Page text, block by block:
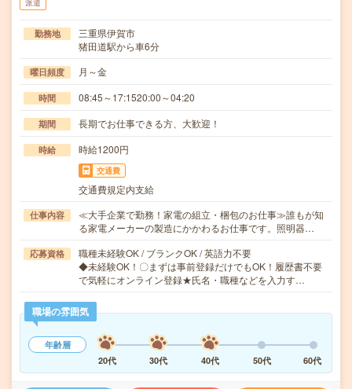
派遣
勤務地
三重県伊賀市
猪田道駅から車6分
曜日頻度 月～金
時間 08:45～17:1520:00～04:20
期間 長期でお仕事できる方、大歓迎！
時給 時給1200円
交通費
交通費規定内支給
仕事内容
≪大手企業で勤務！家電の組立・梱包のお仕事≫誰もが知
る家電メーカーの製造にかかわるお仕事です。照明器…
応募資格
職種未経験OK / ブランクOK / 英語力不要
◆未経験OK！〇まずは事前登録だけでもOK！履歴書不要
で気軽にオンライン登録★氏名・職種などを入力す…
職場の雰囲気
年齢層
20代
30代 40代 50代 60代